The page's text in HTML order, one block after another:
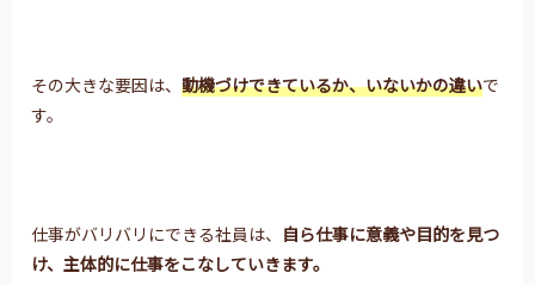
その大きな要因は、 動機づけできているか、いないかの違いで
す。
仕事がバリバリにできる社員は、 自ら仕事に意義や目的を見つ
け、 主体的に仕事をこなしていきます。